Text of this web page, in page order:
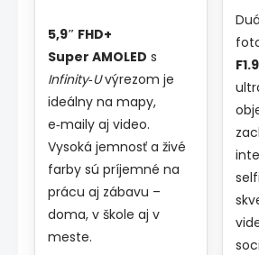
5,9″ FHD+
Super AMOLED s
Infinity‑Uvýrezom je
ideálny na mapy,
e‑maily aj video.
Vysoká jemnosť a živé
farby sú príjemné na
prácu aj zábavu –
doma, v škole aj v
meste.
F1.9